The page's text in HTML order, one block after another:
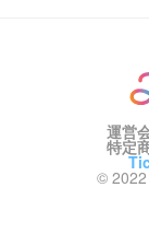
運営
特定
© 2022